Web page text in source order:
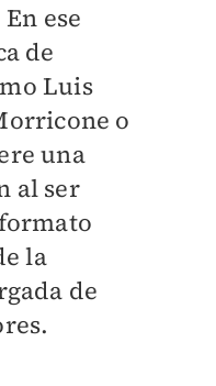
En ese
de
Luis
o
una
al ser
la
de